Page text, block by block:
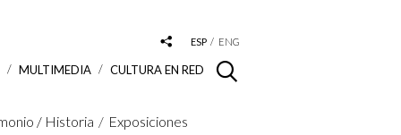
ESP ENG
MULTIMEDIA CULTURA EN RED
/ Historia Exposiciones